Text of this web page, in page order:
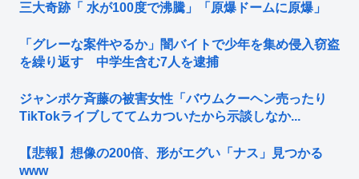
三大奇跡「 水が100度で沸騰」「原爆ドームに原爆」
「グレーな案件やるか」闇バイトで少年を集め侵入窃盗
を繰り返す 中学生含む7人を逮捕
ジャンポケ斉藤の被害女性「バウムクーヘン売ったり
TikTokライブしててムカついたから示談しなか...
【悲報】想像の200倍、形がエグい「ナス」見つかる
www